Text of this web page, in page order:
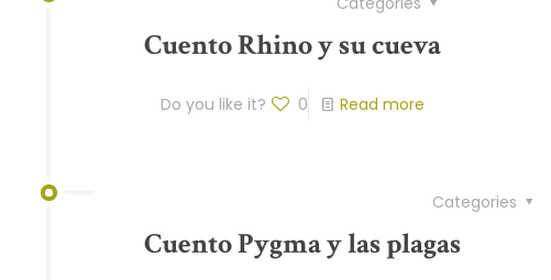
Cuento Rhino y su cueva
Do you like it? 0 Read more
Categories
Cuento Pygma y las plagas